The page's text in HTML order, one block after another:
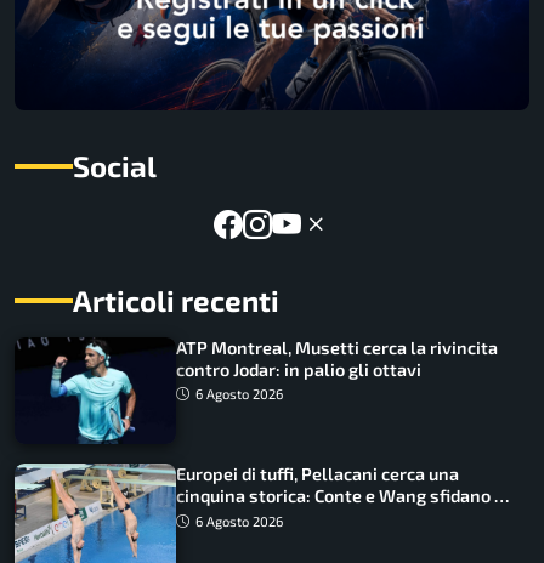
Social
Articoli recenti
ATP Montreal, Musetti cerca la rivincita
contro Jodar: in palio gli ottavi
6 Agosto 2026
Europei di tuffi, Pellacani cerca una
cinquina storica: Conte e Wang sfidano la
piattaforma
6 Agosto 2026